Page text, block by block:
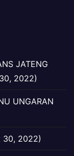
JATENG
2022)
UNGARAN
30, 2022)